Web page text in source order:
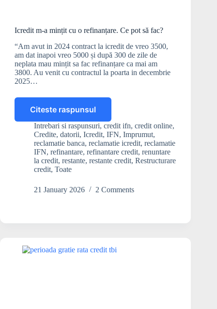
Icredit m-a mințit cu o refinanțare. Ce pot să fac?
“Am avut in 2024 contract la icredit de vreo 3500,
am dat inapoi vreo 5000 și după 300 de zile de
neplata mau mințit sa fac refinanțare ca mai am
3800. Au venit cu contractul la poarta in decembrie
2025…
Citeste raspunsul
Icredit
m-
a
mințit
cu
o
refinanțare.
pot
Intrebari si raspunsuri, credit ifn, credit online,
Credite, datorii, Icredit, IFN, Imprumut,
reclamatie banca, reclamatie icredit, reclamatie
IFN, refinantare, refinantare credit, renuntare
la credit, restante, restante credit, Restructurare
credit, Toate
21 January 2026 2 Comments